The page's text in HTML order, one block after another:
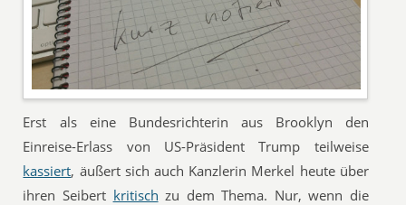
Erst als eine Bundesrichterin aus Brooklyn den
Einreise-Erlass von US-Präsident Trump teilweise
kassiert, äußert sich auch Kanzlerin Merkel heute über
ihren Seibert kritisch zu dem Thema. Nur, wenn die